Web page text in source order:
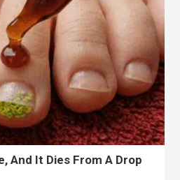
And It Dies From A Drop